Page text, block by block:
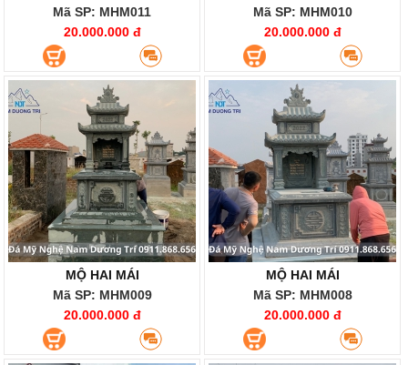
Mã SP: MHM011
20.000.000 đ
Mã SP: MHM010
20.000.000 đ
MỘ HAI MÁI
Mã SP: MHM009
20.000.000 đ
MỘ HAI MÁI
Mã SP: MHM008
20.000.000 đ